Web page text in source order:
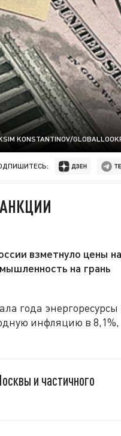
KONSTANTINOV/
взметнуло цены на
на грань
года энергоресурсы
инфляцию в 8,1%,
и частичного